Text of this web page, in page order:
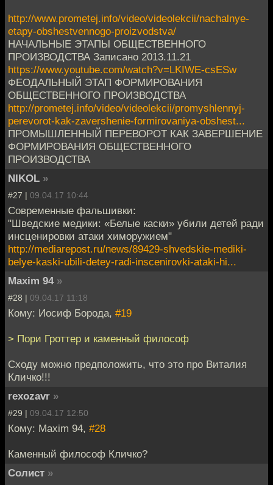
http://www.prometej.info/video/videolekcii/nachalnye-
etapy-obshestvennogo-proizvodstva/
НАЧАЛЬНЫЕ ЭТАПЫ ОБЩЕСТВЕННОГО
ПРОИЗВОДСТВА Записано 2013.11.21
https://www.youtube.com/watch?v=LKIWE-csESw
ФЕОДАЛЬНЫЙ ЭТАП ФОРМИРОВАНИЯ
ОБЩЕСТВЕННОГО ПРОИЗВОДСТВА
http://prometej.info/video/videolekcii/promyshlennyj-
perevorot-kak-zavershenie-formirovaniya-obshest...
ПРОМЫШЛЕННЫЙ ПЕРЕВОРОТ КАК ЗАВЕРШЕНИЕ
ФОРМИРОВАНИЯ ОБЩЕСТВЕННОГО
ПРОИЗВОДСТВА
NIKOL »
#27 | 09.04.17 10:44
Современные фальшивки:
"Шведские медики: «Белые каски» убили детей ради
инсценировки атаки химоружием"
http://mediarepost.ru/news/89429-shvedskie-mediki-
belye-kaski-ubili-detey-radi-inscenirovki-ataki-hi...
Maxim 94 »
#28 | 09.04.17 11:18
Кому: Иосиф Борода, #19
> Пори Гроттер и каменный философ
Сходу можно предположить, что это про Виталия
Кличко!!!
rexozavr »
#29 | 09.04.17 12:50
Кому: Maxim 94, #28
Каменный философ Кличко?
Солист »